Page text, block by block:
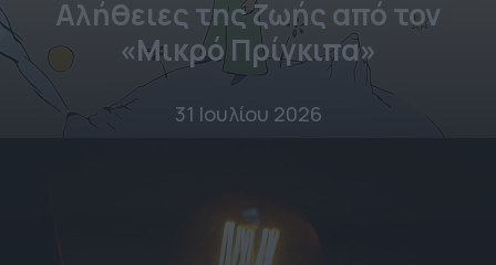
Αλήθειες της ζωής από τον
«Μικρό Πρίγκιπα»
31 Ιουλίου 2026